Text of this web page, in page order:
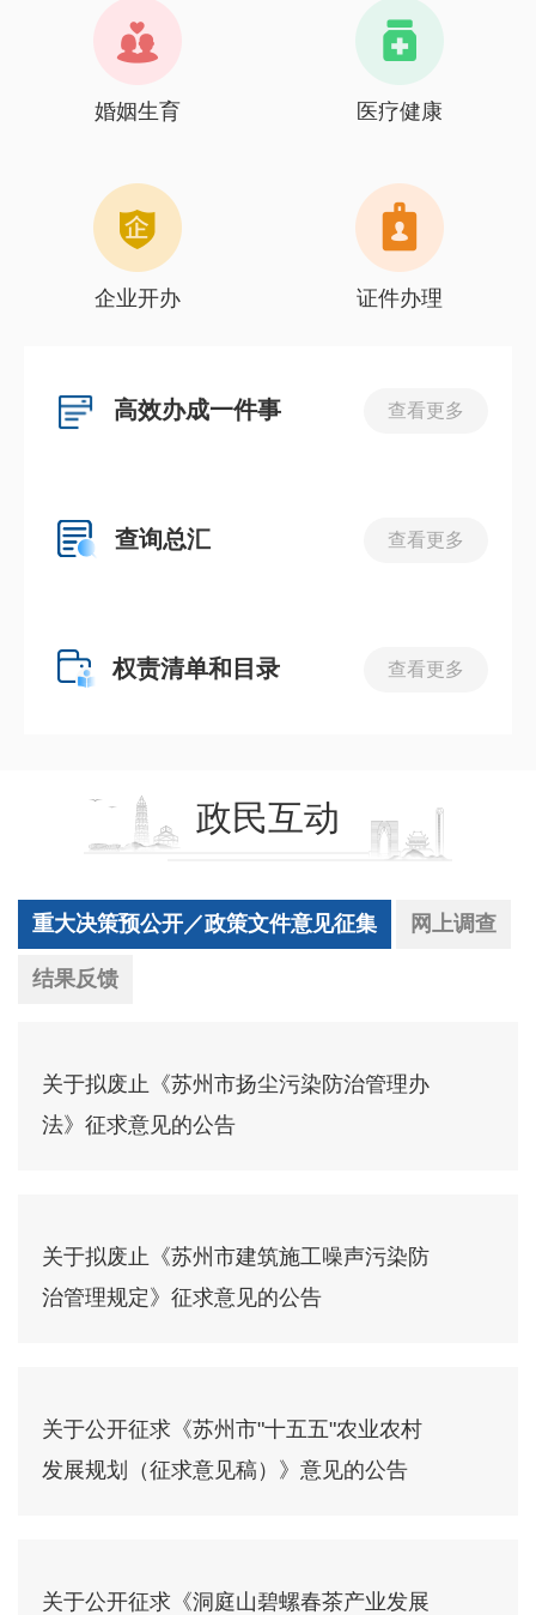
婚姻生育 医疗健康
企业开办 证件办理
高效办成一件事 查看更多
查询总汇 查看更多
权责清单和目录 查看更多
政民互动
重大决策预公开／政策文件意见征集 网上调查
结果反馈
关于拟废止《苏州市扬尘污染防治管理办
法》征求意见的公告
关于拟废止《苏州市建筑施工噪声污染防
治管理规定》征求意见的公告
关于公开征求《苏州市"十五五"农业农村
发展规划（征求意见稿）》意见的公告
关于公开征求《洞庭山碧螺春茶产业发展